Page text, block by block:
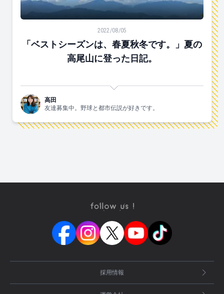
「ベストシーズンは、春夏秋冬です。」夏の高尾山に登
2022/08/05
「ベストシーズンは、春夏秋冬です。」夏の
高尾山に登った日記。
高田
友達募集中。野球と都市伝説が好きです。
採用情報